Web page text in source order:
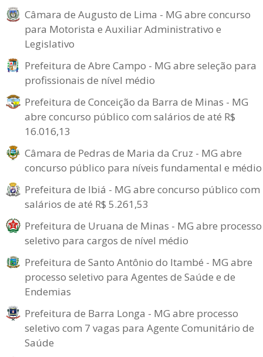
Câmara de Augusto de Lima - MG abre concurso
para Motorista e Auxiliar Administrativo e
Legislativo
Prefeitura de Abre Campo - MG abre seleção para
profissionais de nível médio
Prefeitura de Conceição da Barra de Minas - MG
abre concurso público com salários de até R$
16.016,13
Câmara de Pedras de Maria da Cruz - MG abre
concurso público para níveis fundamental e médio
Prefeitura de Ibiá - MG abre concurso público com
salários de até R$ 5.261,53
Prefeitura de Uruana de Minas - MG abre processo
seletivo para cargos de nível médio
Prefeitura de Santo Antônio do Itambé - MG abre
processo seletivo para Agentes de Saúde e de
Endemias
Prefeitura de Barra Longa - MG abre processo
seletivo com 7 vagas para Agente Comunitário de
Saúde